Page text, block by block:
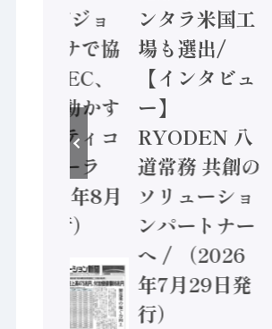
ン AIビジョ
ンセンサで協
業 / IDEC、
安全に動かす
セーフティコ
ントローラ
（2026年8月
5日発行）
ンタラ米国工
場も選出/
【インタビュ
ー】
RYODEN 八
道常務 共創の
ソリューショ
ンパートナー
へ / （2026
年7月29日発
行）